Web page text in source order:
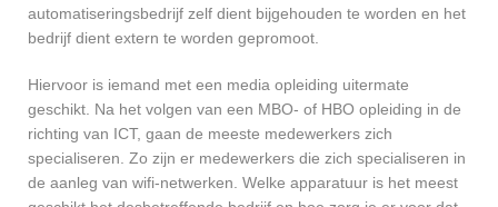
automatiseringsbedrijf zelf dient bijgehouden te worden en het
bedrijf dient extern te worden gepromoot.
Hiervoor is iemand met een media opleiding uitermate
geschikt. Na het volgen van een MBO- of HBO opleiding in de
richting van ICT, gaan de meeste medewerkers zich
specialiseren. Zo zijn er medewerkers die zich specialiseren in
de aanleg van wifi-netwerken. Welke apparatuur is het meest